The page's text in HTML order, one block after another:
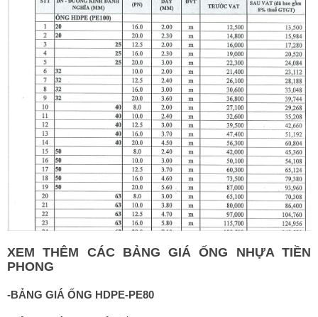
XEM THÊM CÁC BẢNG GIÁ ỐNG NHỰA TIỀN
PHONG
-BẢNG GIÁ ỐNG HDPE-PE80